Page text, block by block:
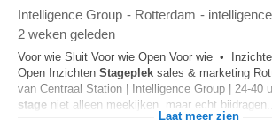
Intelligence Group - Rotterdam -
2 weken geleden
Voor wie Sluit Voor wie Open Voor wie •
Open Inzichten Stageplek sales & marketing
van Centraal Station | Intelligence Group | 24-40
stage niet alleen meekijken, maar echt bijdragen...
Laat meer zien